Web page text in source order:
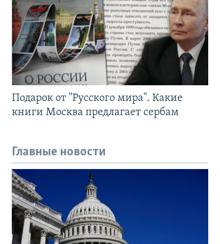
Подарок от "Русского мира". Какие
книги Москва предлагает сербам
Главные новости